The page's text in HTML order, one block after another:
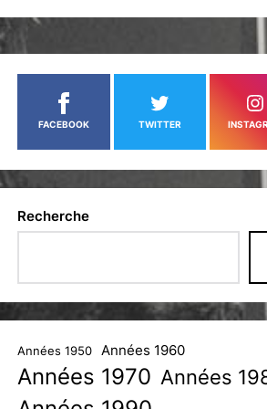
FACEBOOK TWITTER
Recherche
Années 1950 Années 1960
Années 1970 Années